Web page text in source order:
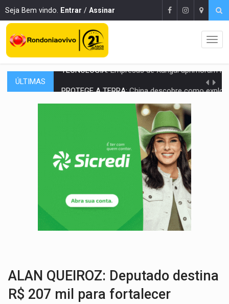
Seja Bem vindo. Entrar / Assinar
ÚLTIMAS China descobre como explodir asteroide com
VÍDEO:Motociclista morre após bater na traseira de
Essa receita com frango virou o meu
EMPREENDEDORISMO: 7 negócios que podem começar com pouco dinheiro e
GIGANTE DA AMÉRICA: Brasil reúne dimensão continental e posição
10 dicas importantes para quem quer
VARCENA:Cientistas descobrem nova espécie de rã em florestas
BARGANHA: Vai comprar celular usado? Veja como consultar o
ALAN QUEIROZ: Deputado destina
R$ 207 mil para fortalecer